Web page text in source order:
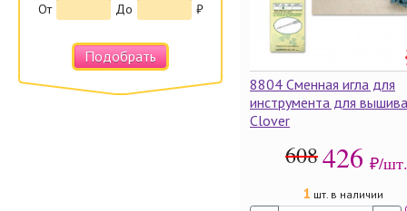
От До ₽
Подобрать
8804 Сменная игла для
инструмента для
Clover
608426 ₽/шт.
1 шт. в наличии